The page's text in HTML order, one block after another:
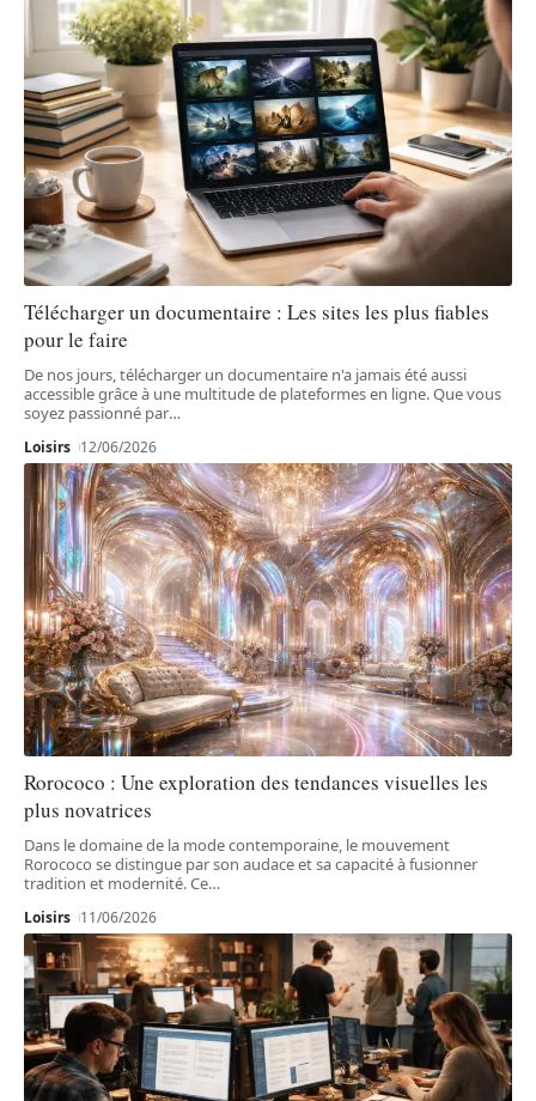
Télécharger un documentaire : Les sites les plus fiables
pour le faire
De nos jours, télécharger un documentaire n'a jamais été aussi
accessible grâce à une multitude de plateformes en ligne. Que vous
soyez passionné par…
Loisirs 12/06/2026
Rorococo : Une exploration des tendances visuelles les
plus novatrices
Dans le domaine de la mode contemporaine, le mouvement
Rorococo se distingue par son audace et sa capacité à fusionner
tradition et modernité. Ce…
Loisirs 11/06/2026